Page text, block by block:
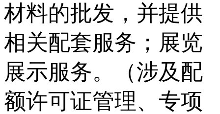
材料的批发，并提供
相关配套服务；展览
展示服务。（涉及配
额许可证管理、专项